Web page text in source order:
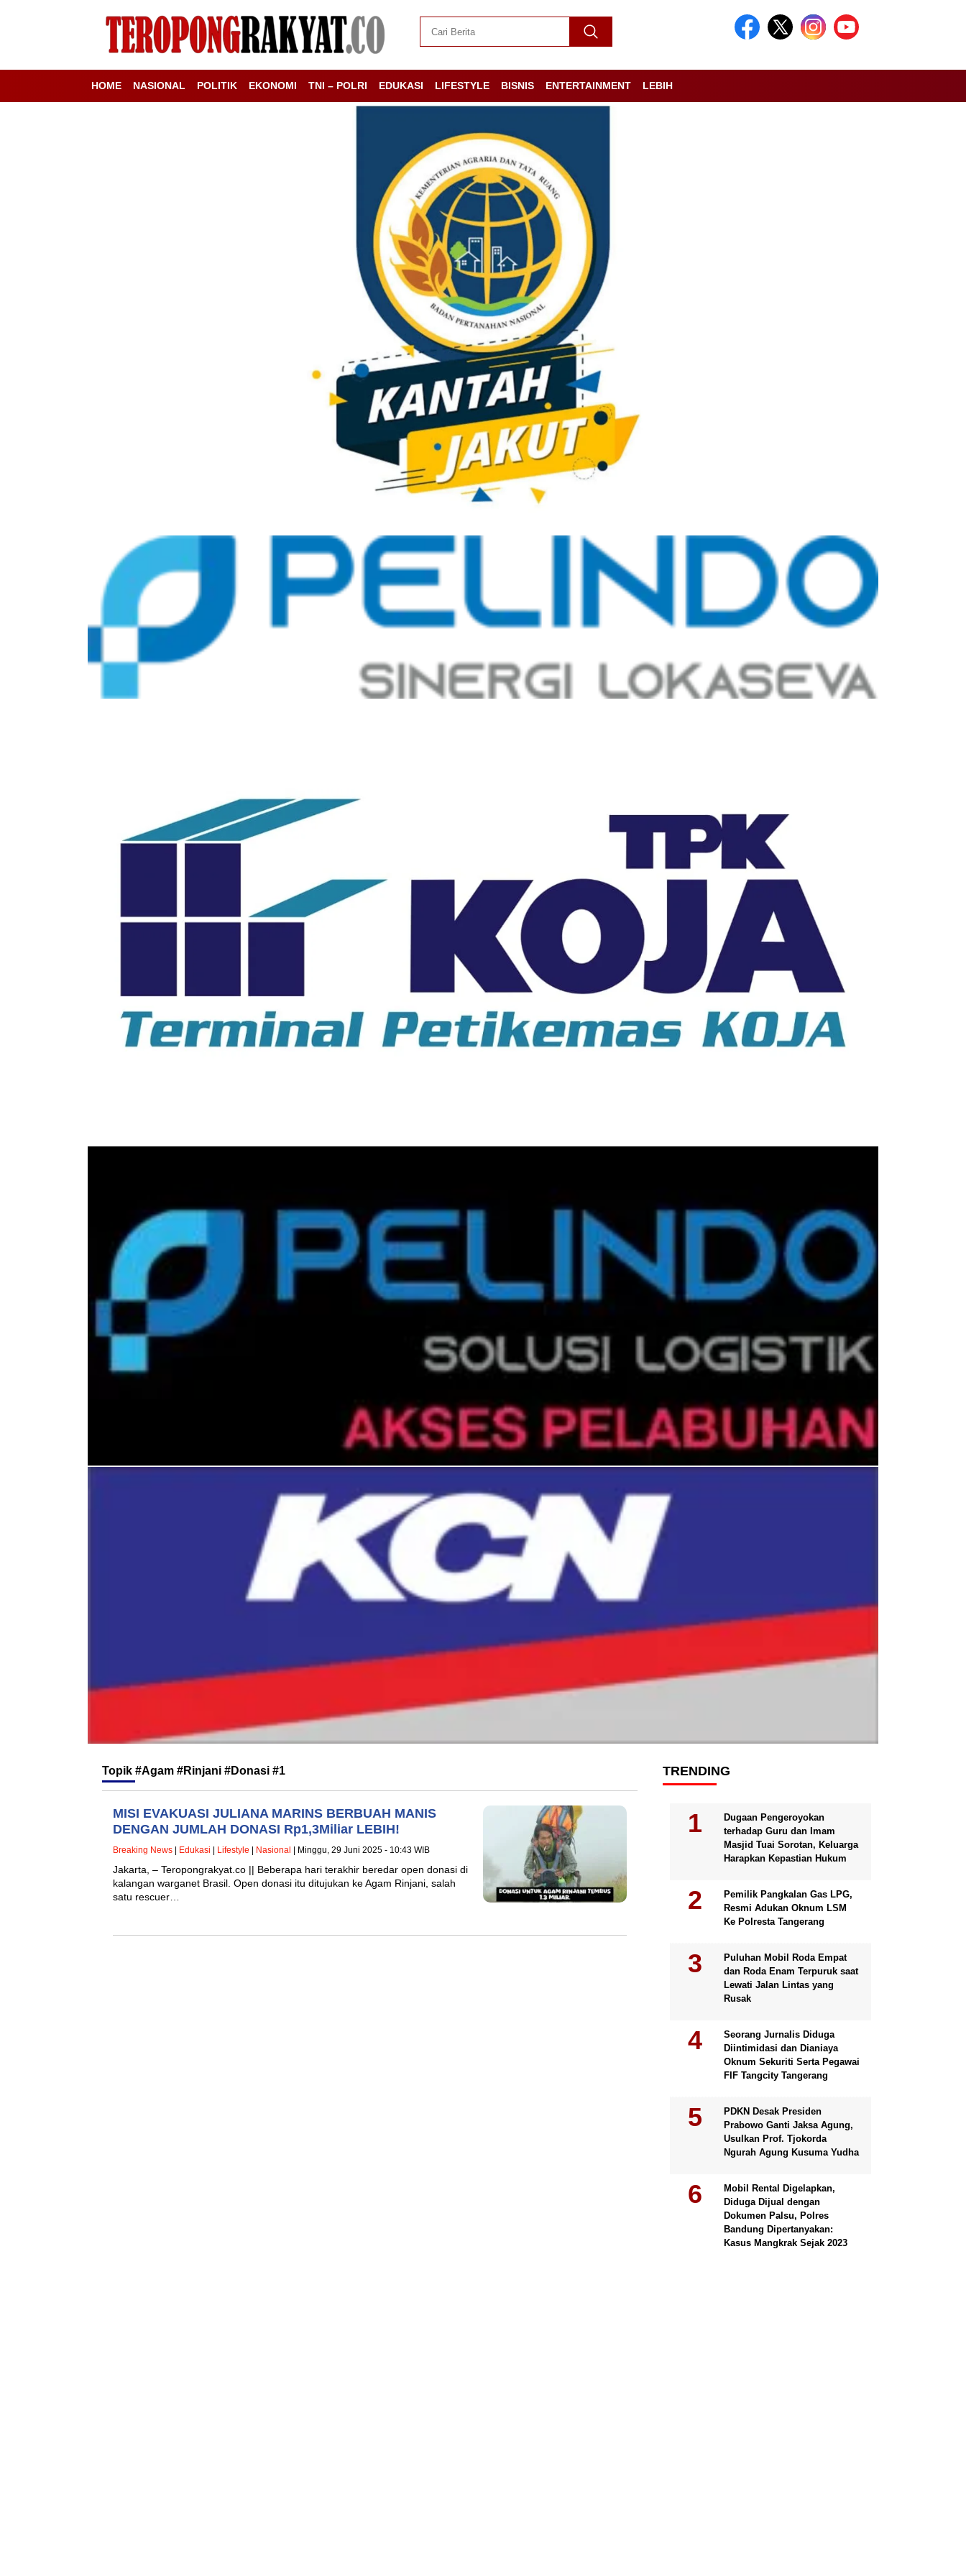
HOME NASIONAL POLITIK EKONOMI TNI – POLRI EDUKASI LIFESTYLE BISNIS ENTERTAINMENT LEBIH
Topik #Agam #Rinjani #Donasi #1
MISI EVAKUASI JULIANA MARINS BERBUAH MANIS
DENGAN JUMLAH DONASI Rp1,3Miliar LEBIH!
Breaking News | Edukasi | Lifestyle | Nasional | Minggu, 29 Juni 2025 - 10:43 WIB
Jakarta, – Teropongrakyat.co || Beberapa hari terakhir beredar open donasi di
kalangan warganet Brasil. Open donasi itu ditujukan ke Agam Rinjani, salah
satu rescuer…
TRENDING
Dugaan Pengeroyokan
terhadap Guru dan Imam
Masjid Tuai Sorotan, Keluarga
Harapkan Kepastian Hukum
Pemilik Pangkalan Gas LPG,
Resmi Adukan Oknum LSM
Ke Polresta Tangerang
Puluhan Mobil Roda Empat
dan Roda Enam Terpuruk saat
Lewati Jalan Lintas yang
Rusak
Seorang Jurnalis Diduga
Diintimidasi dan Dianiaya
Oknum Sekuriti Serta Pegawai
FIF Tangcity Tangerang
PDKN Desak Presiden
Prabowo Ganti Jaksa Agung,
Usulkan Prof. Tjokorda
Ngurah Agung Kusuma Yudha
Mobil Rental Digelapkan,
Diduga Dijual dengan
Dokumen Palsu, Polres
Bandung Dipertanyakan:
Kasus Mangkrak Sejak 2023